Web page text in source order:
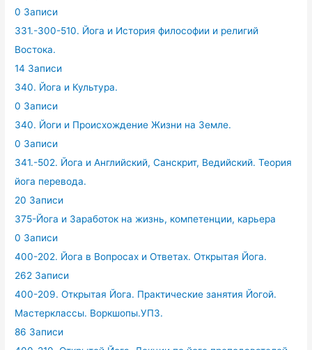
0 Записи
331.-300-510. Йога и История философии и религий
Востока.
14 Записи
340. Йога и Культура.
0 Записи
340. Йоги и Происхождение Жизни на Земле.
0 Записи
341.-502. Йога и Английский, Санскрит, Ведийский. Теория
йога перевода.
20 Записи
375-Йога и Заработок на жизнь, компетенции, карьера
0 Записи
400-202. Йога в Вопросах и Ответах. Открытая Йога.
262 Записи
400-209. Открытая Йога. Практические занятия Йогой.
Мастерклассы. Воркшопы.УПЗ.
86 Записи